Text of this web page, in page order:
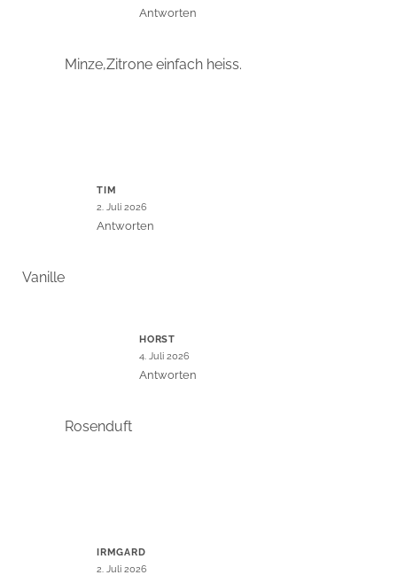
Antworten
Minze,Zitrone einfach heiss.
TIM
2. Juli 2026
Antworten
Vanille
HORST
4. Juli 2026
Antworten
Rosenduft
IRMGARD
2. Juli 2026